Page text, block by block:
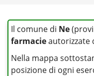
Il comune di Ne
farmacieautorizzate
Nella mappa
posizione di ogni